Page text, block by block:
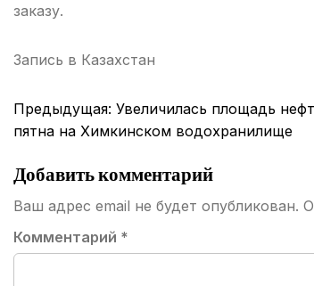
заказу.
Запись в Казахстан
Навигация
по
Предыдущая: Увеличилась площадь
пятна на Химкинском водохранилище
Добавить комментарий
Ваш адрес email не будет опубликован.
Комментарий *